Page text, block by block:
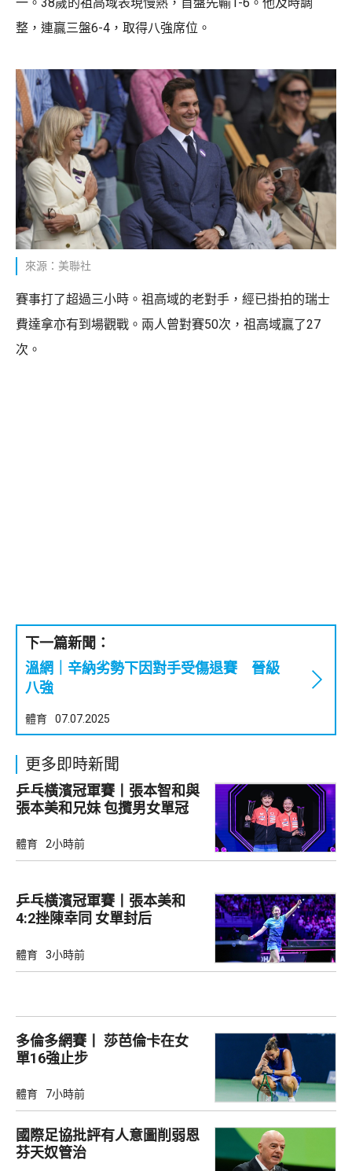
整，連贏三盤6-4，取得八強席位。
來源：美聯社
賽事打了超過三小時。祖高域的老對手，經已掛拍的瑞士
費達拿亦有到場觀戰。兩人曾對賽50次，祖高域贏了27
次。
下一篇新聞：
溫網｜辛納劣勢下因對手受傷退賽 晉級
八強
體育 07.07.2025
更多即時新聞
乒乓橫濱冠軍賽丨張本智和與
張本美和兄妹 包攬男女單冠
體育 2小時前
乒乓橫濱冠軍賽丨張本美和
4:2挫陳幸同 女單封后
體育 3小時前
多倫多網賽丨 莎芭倫卡在女
單16強止步
體育 7小時前
國際足協批評有人意圖削弱恩
芬天奴管治